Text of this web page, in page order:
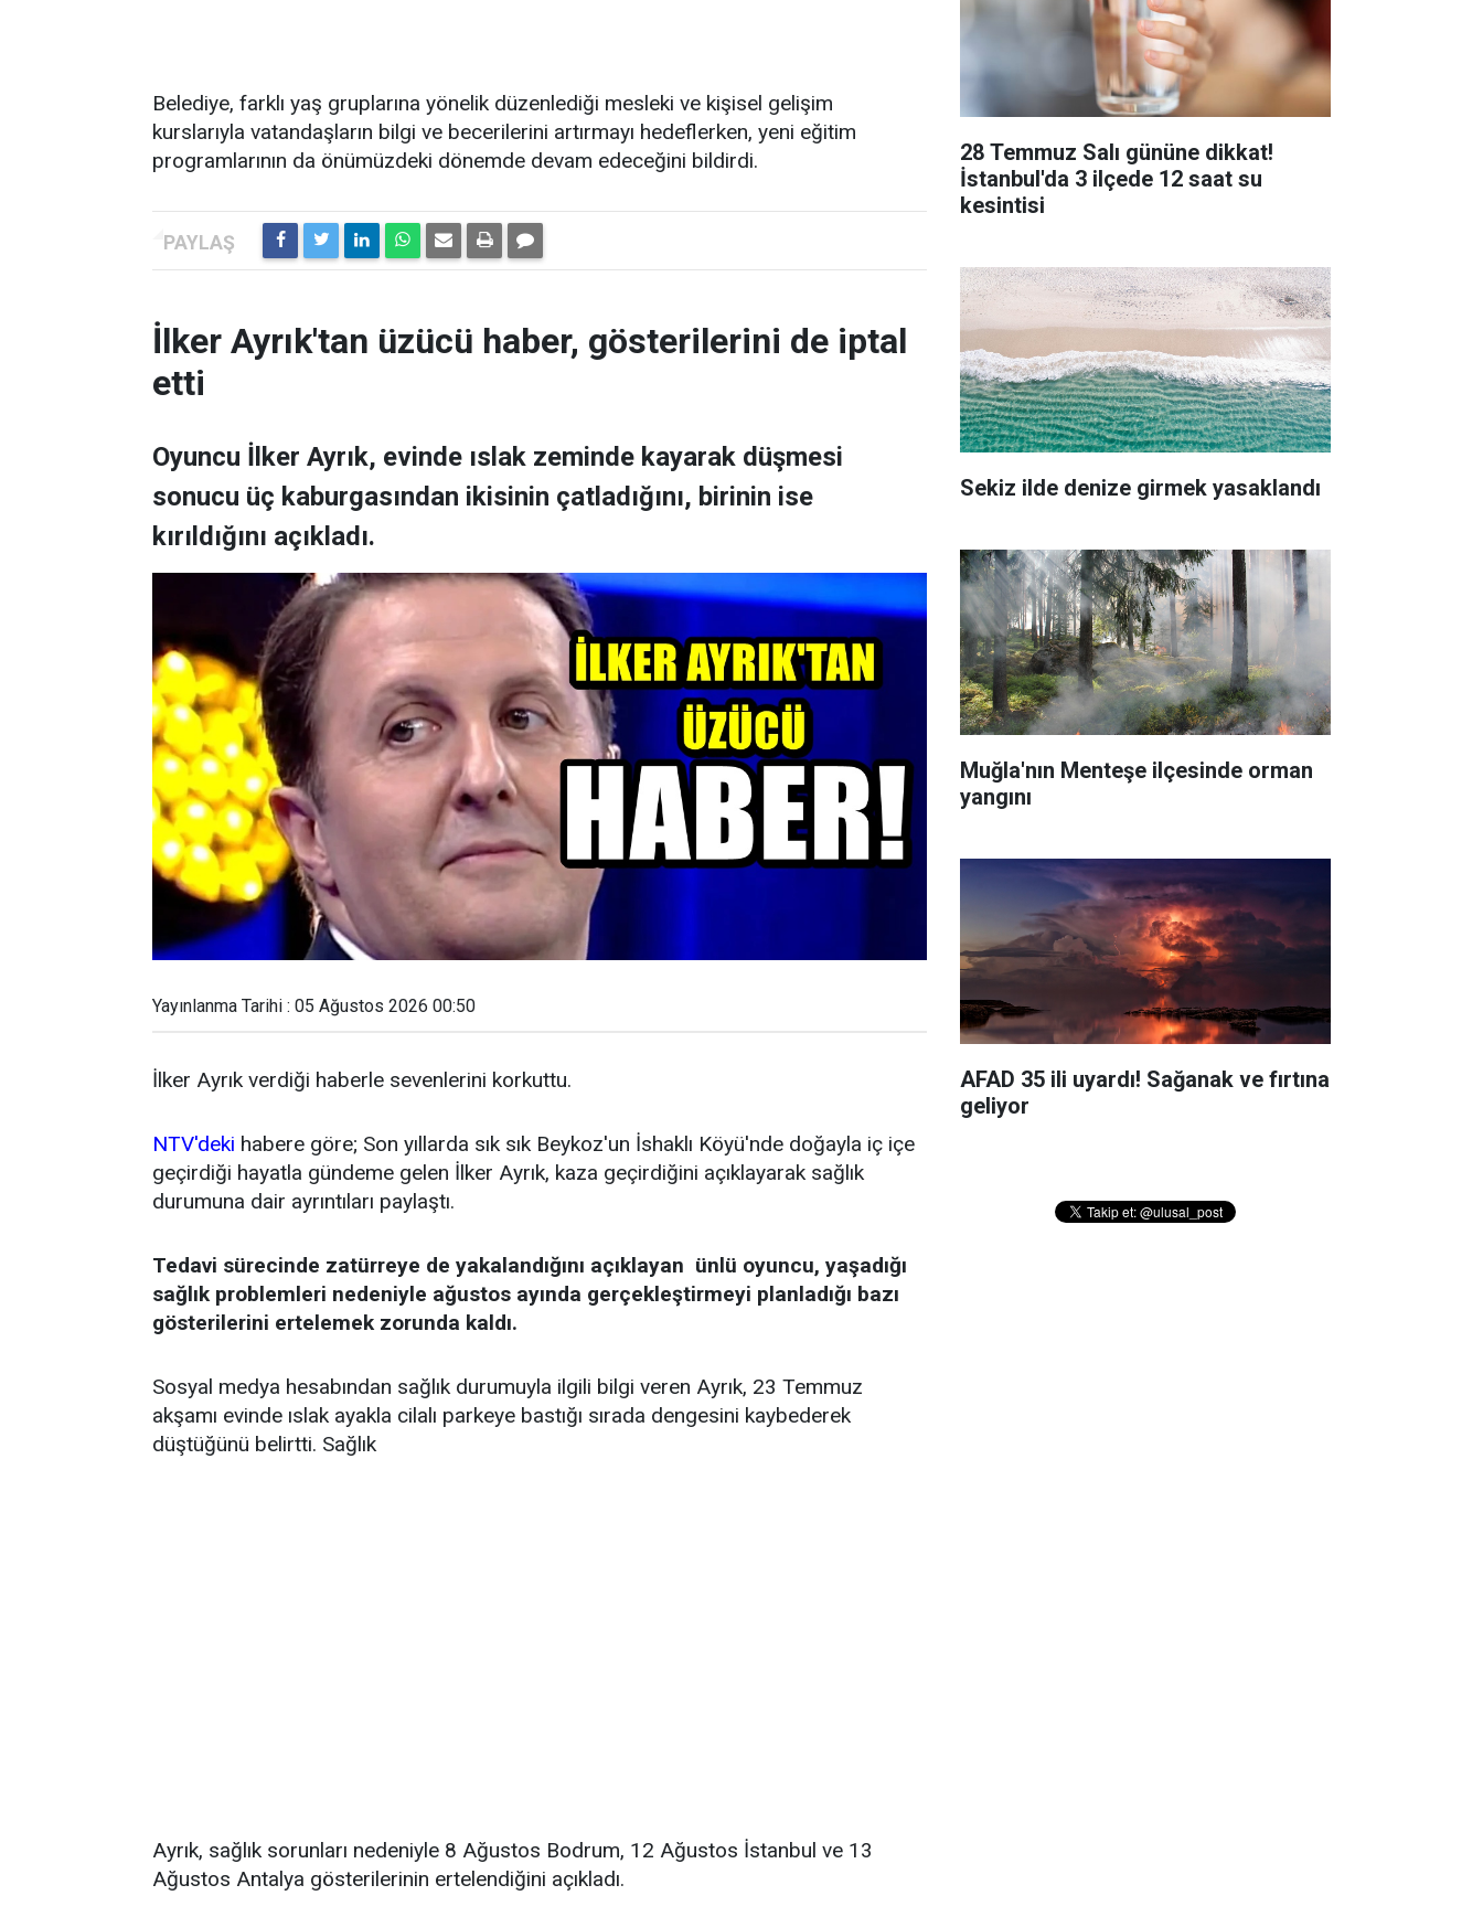
Belediye, farklı yaş gruplarına yönelik düzenlediği mesleki ve kişisel gelişim
kurslarıyla vatandaşların bilgi ve becerilerini artırmayı hedeflerken, yeni eğitim
programlarının da önümüzdeki dönemde devam edeceğini bildirdi.
İlker Ayrık'tan üzücü haber, gösterilerini de iptal
etti
Oyuncu İlker Ayrık, evinde ıslak zeminde kayarak düşmesi
sonucu üç kaburgasından ikisinin çatladığını, birinin ise
kırıldığını açıkladı.
Yayınlanma Tarihi : 05 Ağustos 2026 00:50
İlker Ayrık verdiği haberle sevenlerini korkuttu.
NTV'deki habere göre; Son yıllarda sık sık Beykoz'un İshaklı Köyü'nde doğayla iç içe
geçirdiği hayatla gündeme gelen İlker Ayrık, kaza geçirdiğini açıklayarak sağlık
durumuna dair ayrıntıları paylaştı.
Tedavi sürecinde zatürreye de yakalandığını açıklayan ünlü oyuncu, yaşadığı
sağlık problemleri nedeniyle ağustos ayında gerçekleştirmeyi planladığı bazı
gösterilerini ertelemek zorunda kaldı.
Sosyal medya hesabından sağlık durumuyla ilgili bilgi veren Ayrık, 23 Temmuz
akşamı evinde ıslak ayakla cilalı parkeye bastığı sırada dengesini kaybederek
düştüğünü belirtti. Sağlık
Ayrık, sağlık sorunları nedeniyle 8 Ağustos Bodrum, 12 Ağustos İstanbul ve 13
Ağustos Antalya gösterilerinin ertelendiğini açıkladı.
28 Temmuz Salı gününe dikkat!
İstanbul'da 3 ilçede 12 saat su
kesintisi
Sekiz ilde denize girmek yasaklandı
Muğla'nın Menteşe ilçesinde orman
yangını
AFAD 35 ili uyardı! Sağanak ve fırtına
geliyor